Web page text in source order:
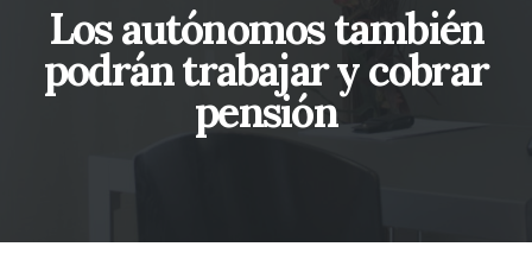
Los autónomos también
podrán trabajar y cobrar
pensión